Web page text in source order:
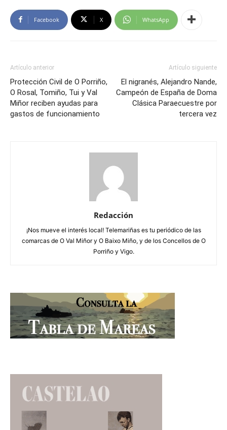
Facebook X WhatsApp
Artículo anterior
Protección Civil de O Porriño,
O Rosal, Tomiño, Tui y Val
Miñor reciben ayudas para
gastos de funcionamiento
Artículo siguiente
El nigranés, Alejandro Nande,
Campeón de España de Doma
Clásica Paraecuestre por
tercera vez
Redacción
¡Nos mueve el interés local! Telemariñas es tu periódico de las
comarcas de O Val Miñor y O Baixo Miño, y de los Concellos de O
Porriño y Vigo.